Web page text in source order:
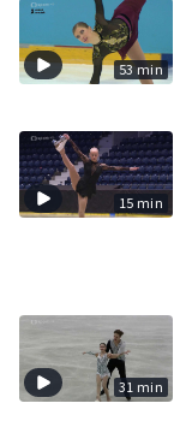
53 min
15 min
31 min